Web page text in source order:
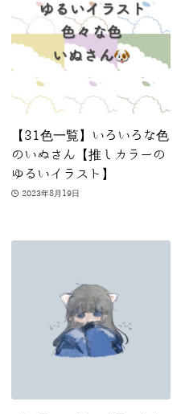
【31色一覧】いろいろな色
のいぬさん【推しカラーの
ゆるいイラスト】
2023年8月19日